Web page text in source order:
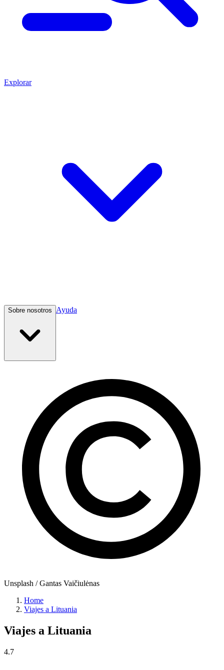
Explorar
Sobre nosotros Ayuda
Unsplash / Gantas Vaičiulėnas
Home
Viajes a Lituania
Viajes a Lituania
4.7